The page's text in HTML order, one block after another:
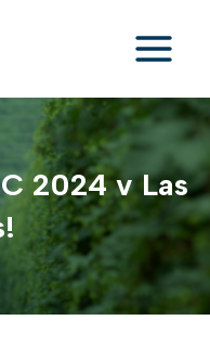
2024 v Las